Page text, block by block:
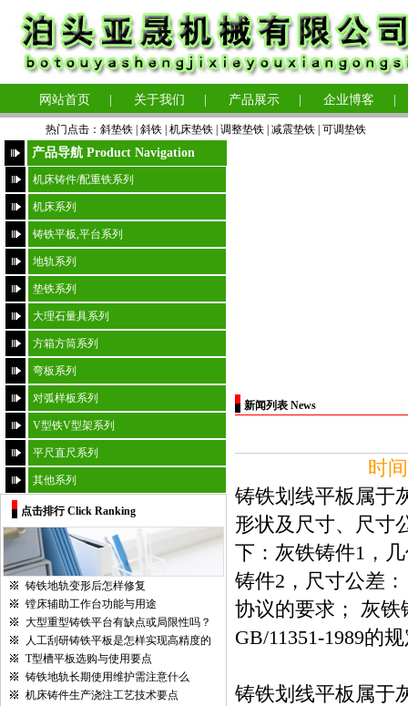
网站首页 关于我们 产品展示 企业博客
热门点击： 斜垫铁 斜铁 | 机床垫铁 调整垫铁 减震垫铁 可调垫铁
产品导航 Product Navigation
机床铸件/配重铁系列
机床系列
铸铁平板,平台系列
地轨系列
垫铁系列
大理石量具系列
方箱方筒系列
弯板系列
对弧样板系列
V型铁V型架系列
平尺直尺系列
其他系列
点击排行 Click Ranking
铸铁地轨变形后怎样修复
镗床辅助工作台功能与用途
大型重型铸铁平台有缺点或局限性吗？
人工刮研铸铁平板是怎样实现高精度的
T型槽平板选购与使用要点
铸铁地轨长期使用维护需注意什么
机床铸件生产浇注工艺技术要点
新闻列表 News
时
铸铁划线平板属于
形状及尺寸、尺寸
下：灰铁铸件1，
铸件2，尺寸公差
协议的要求； 灰
GB/11351-1989的
铸铁划线平板属于